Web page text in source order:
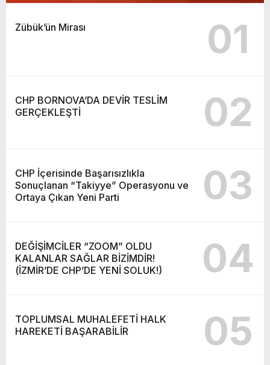
Zübük’ün Mirası 01
CHP BORNOVA’DA DEVİR TESLİM
GERÇEKLEŞTİ
02
CHP İçerisinde Başarısızlıkla
Sonuçlanan “Takiyye” Operasyonu ve
Ortaya Çıkan Yeni Parti
03
DEĞİŞİMCİLER “ZOOM” OLDU
KALANLAR SAĞLAR BİZİMDİR!
(İZMİR’DE CHP’DE YENİ SOLUK!)
04
TOPLUMSAL MUHALEFETİ HALK
HAREKETİ BAŞARABİLİR
05